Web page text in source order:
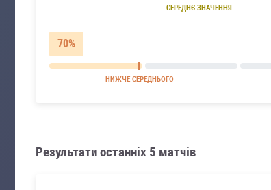
СЕРЕДНЄ ЗНАЧЕННЯ
70%
НИЖЧЕ СЕРЕДНЬОГО
Результати останніх 5 матчів